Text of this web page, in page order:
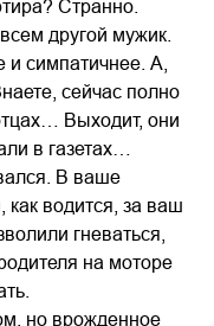
Странно.
другой мужик.
симпатичнее. А,
сейчас полно
Выходит, они
в газетах…
В ваше
как водится, за ваш
гневаться,
на моторе
но врожденное